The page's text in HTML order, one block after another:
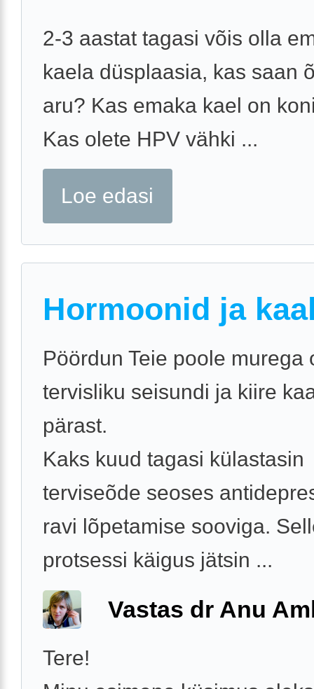
2-3 aastat tagasi võis olla
kaela düsplaasia, kas saan
aru? Kas emaka kael on
Kas olete HPV vähki ...
Loe edasi
Hormoonid ja
Pöördun Teie poole murega
tervisliku seisundi ja kiire
pärast.
Kaks kuud tagasi külastasin
terviseõde seoses
ravi lõpetamise sooviga.
protsessi käigus jätsin ...
Vastas dr Anu
Tere!